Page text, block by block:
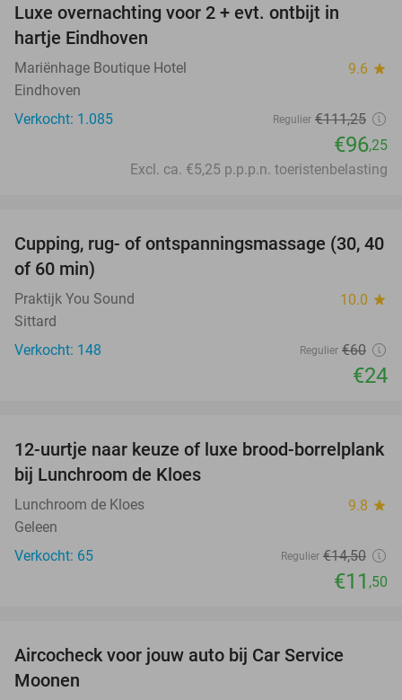
Luxe overnachting voor 2 + evt. ontbijt in
hartje Eindhoven
Mariënhage Boutique Hotel 9.6 star
Eindhoven
Verkocht: 1.085
Regulier €111,25
€96,25
Excl. ca. €5,25 p.p.p.n. toeristenbelasting
60%
Cupping, rug- of ontspanningsmassage (30, 40
of 60 min)
Praktijk You Sound 10.0 star
Sittard
Verkocht: 148
Regulier €60
€24
21%
12-uurtje naar keuze of luxe brood-borrelplank
bij Lunchroom de Kloes
Lunchroom de Kloes 9.8 star
Geleen
Verkocht: 65
Regulier €14,50
€11 ,50
Aircocheck voor jouw auto bij Car Service
Moonen